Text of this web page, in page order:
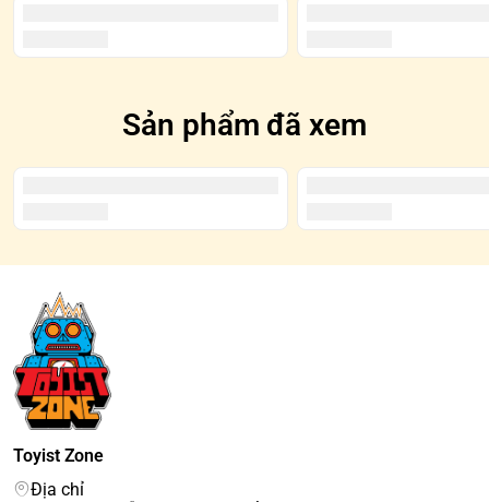
Sản phẩm đã xem
Toyist Zone
Địa chỉ